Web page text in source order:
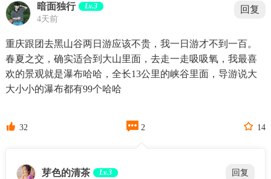
暗面独行 Lv.3
4天前
回复
重庆跟团去黑山谷两日游应该不贵，我一日游才不到一百。
春夏之交，确实适合到大山里面，去走一走吸吸氧，我最喜
欢的景观就是瀑布哈哈，全长13公里的峡谷里面，导游说大
大小小的瀑布都有99个哈哈
 32  2  14
芽色的清茶 Lv.3 回复